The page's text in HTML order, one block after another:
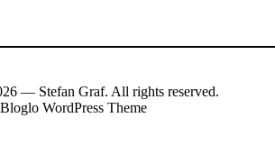
— Stefan Graf. All rights reserved.
Bloglo WordPress Theme